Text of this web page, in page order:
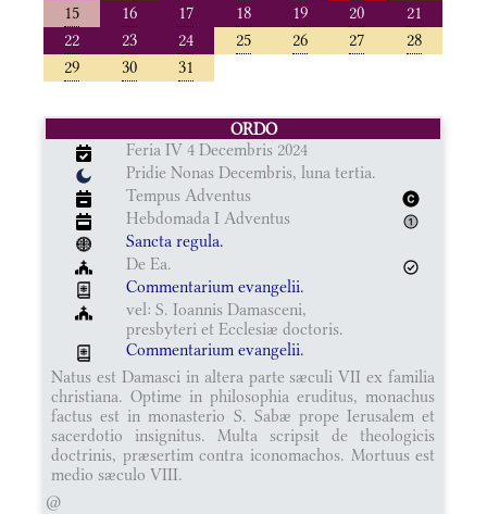
15
16 17 18 19 20
21
22
23 24 25 26 27
28
29
30 31
ORDO
Feria IV 4 Decembris 2024
Pridie Nonas Decembris, luna tertia.
Tempus Adventus
Hebdomada I Adventus
Sancta regula.
De Ea.
Commentarium evangelii.
vel: S. Ioannis Damasceni,
presbyteri et Ecclesiæ doctoris.
Commentarium evangelii.
Natus est Damasci in altera parte sæculi VII ex familia
christiana. Optime in philosophia eruditus, monachus
factus est in monasterio S. Sabæ prope Ierusalem et
sacerdotio insignitus. Multa scripsit de theologicis
doctrinis, præsertim contra iconomachos. Mortuus est
medio sæculo VIII.
@